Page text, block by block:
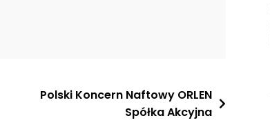
Polski Koncern Naftowy ORLEN
Spółka Akcyjna